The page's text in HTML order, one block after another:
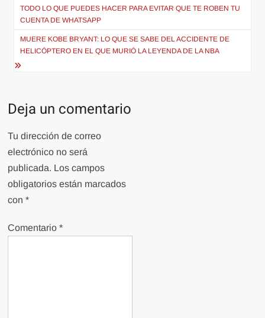
de
entradas
TODO LO QUE PUEDES HACER PARA EVITAR QUE TE ROBEN TU
CUENTA DE WHATSAPP
MUERE KOBE BRYANT: LO QUE SE SABE DEL ACCIDENTE DE
HELICÓPTERO EN EL QUE MURIÓ LA LEYENDA DE LA NBA
Deja un comentario
Tu dirección de correo
electrónico no será
publicada. Los campos
obligatorios están marcados
con*
Comentario*